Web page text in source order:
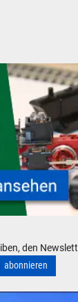
den
abonnieren